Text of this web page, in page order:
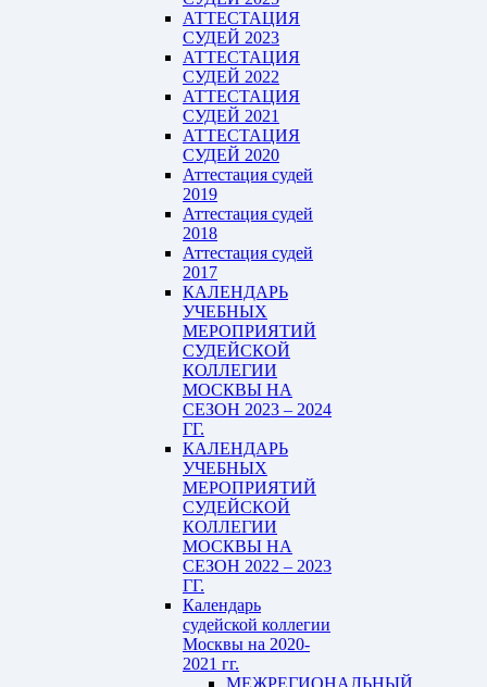
АТТЕСТАЦИЯ
СУДЕЙ 2023
АТТЕСТАЦИЯ
СУДЕЙ 2022
АТТЕСТАЦИЯ
СУДЕЙ 2021
АТТЕСТАЦИЯ
СУДЕЙ 2020
Аттестация судей
2019
Аттестация судей
2018
Аттестация судей
2017
КАЛЕНДАРЬ
УЧЕБНЫХ
МЕРОПРИЯТИЙ
СУДЕЙСКОЙ
КОЛЛЕГИИ
МОСКВЫ НА
СЕЗОН 2023 – 2024
ГГ.
КАЛЕНДАРЬ
УЧЕБНЫХ
МЕРОПРИЯТИЙ
СУДЕЙСКОЙ
КОЛЛЕГИИ
МОСКВЫ НА
СЕЗОН 2022 – 2023
ГГ.
Календарь
судейской коллегии
Москвы на 2020-
2021 гг.